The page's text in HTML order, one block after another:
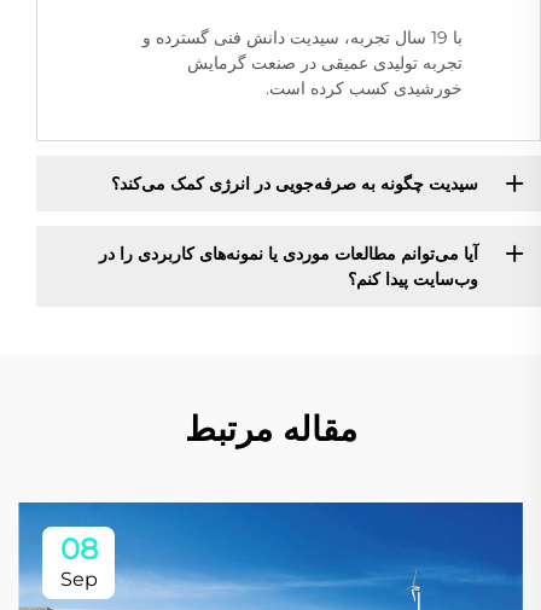
با 19 سال تجربه، سیدیت دانش فنی گسترده و
تجربه تولیدی عمیقی در صنعت گرمایش
خورشیدی کسب کرده است.
سیدیت چگونه به صرفه‌جویی در انرژی کمک می‌کند؟
آیا می‌توانم مطالعات موردی یا نمونه‌های کاربردی را در
وب‌سایت پیدا کنم؟
مقاله مرتبط
08
Sep